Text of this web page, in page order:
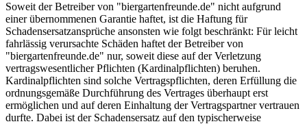
Soweit der Betreiber von "biergartenfreunde.de" nicht aufgrund
einer übernommenen Garantie haftet, ist die Haftung für
Schadensersatzansprüche ansonsten wie folgt beschränkt: Für leicht
fahrlässig verursachte Schäden haftet der Betreiber von
"biergartenfreunde.de" nur, soweit diese auf der Verletzung
vertragswesentlicher Pflichten (Kardinalpflichten) beruhen.
Kardinalpflichten sind solche Vertragspflichten, deren Erfüllung die
ordnungsgemäße Durchführung des Vertrages überhaupt erst
ermöglichen und auf deren Einhaltung der Vertragspartner vertrauen
durfte. Dabei ist der Schadensersatz auf den typischerweise